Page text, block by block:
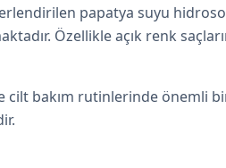
papatya suyu
Özellikle açık renk
bakım rutinlerinde önemli